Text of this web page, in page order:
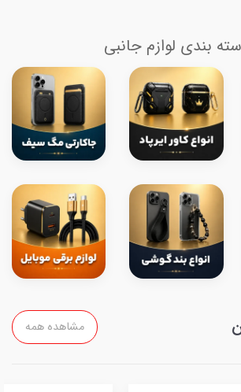
بندی لوازم جانبی
مشاهده همه